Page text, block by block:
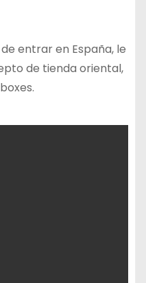
entrar en España, le
de tienda oriental,